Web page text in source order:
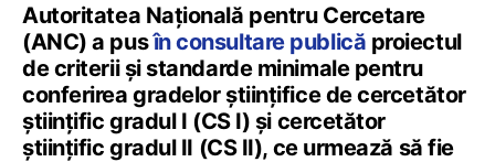
Autoritatea Națională pentru Cercetare
(ANC) a pusîn consultare publică proiectul
de criterii și standarde minimale pentru
conferirea gradelor științifice de cercetător
științific gradul I (CS I) și cercetător
științific gradul II (CS II), ce urmează să fie